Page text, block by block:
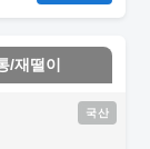
/재떨이
국산